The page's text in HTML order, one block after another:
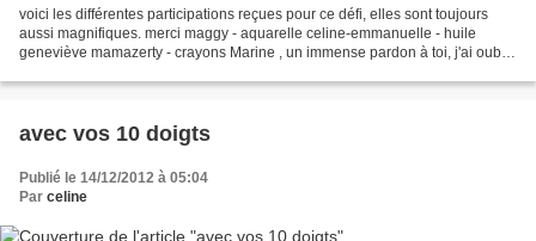
voici les différentes participations reçues pour ce défi, elles sont toujours
aussi magnifiques. merci maggy - aquarelle celine-emmanuelle - huile
geneviève mamazerty - crayons Marine , un immense pardon à toi, j'ai oublié
avec vos 10 doigts
Publié le 14/12/2012 à 05:04
Par celine